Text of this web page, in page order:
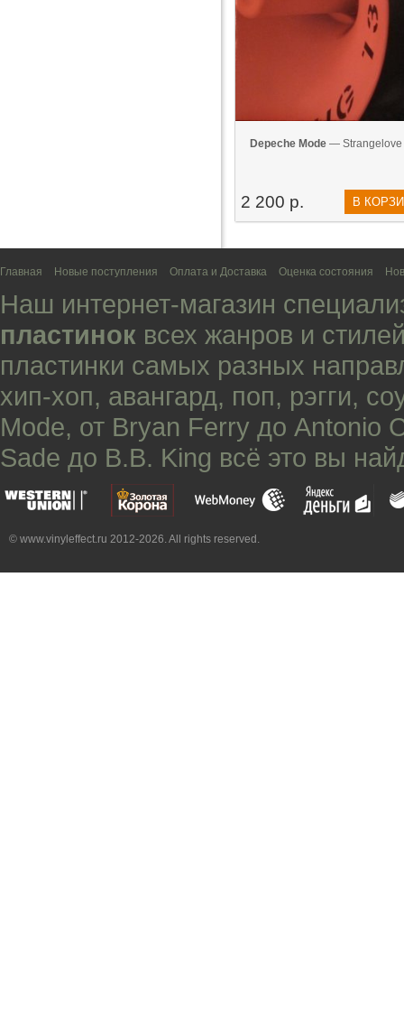
Depeche Mode— Strangelove
2 200 р. В
Главная Новые поступления Оплата и Доставка Оценка состояния
Наш интернет-магазин
пластинок всех жанров и
пластинки самых разных
хип-хоп, авангард, поп, рэгги,
Mode, от Bryan Ferry до Antonio
Sade до B.B. King всё это вы
© www.vinyleffect.ru 2012-2026. All rights reserved.